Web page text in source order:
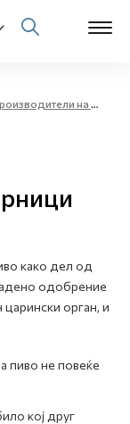
Open
пијалаци за комерцијални цели - мали дестилерии
како дел од
одобрение
орган, и
пиво не повеќе
кој друг